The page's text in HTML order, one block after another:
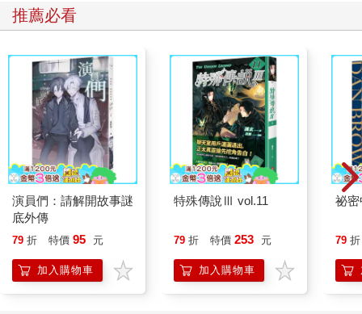
無論什麼時候，都要問清楚對方的情況再開始說話，這是很重要
的。
【社交腹肌鍛鍊Tips！】
問「您現在方便嗎？」，多為對方著想。
〈擅長閒聊的人，讓對方談及發生的事，引起對方共鳴〉
擅長閒聊的人，喜歡時光機。
不擅閒聊的人，將過去封印起來。
擅長閒聊的人，在腦海裡儲存著遺留於心的情景。
不擅閒聊的人，被問及才會開始追憶。
擅長閒聊的人，相信吸引力法則。
不擅閒聊的人，被分裂隔離。
推薦必看
演員們：請解開故事謎
底外傳
79 折 特價 95 元
加入購物車
特殊傳說Ⅲ vol.11
79 折 特價 253 元
加入購物車
祕
79 折